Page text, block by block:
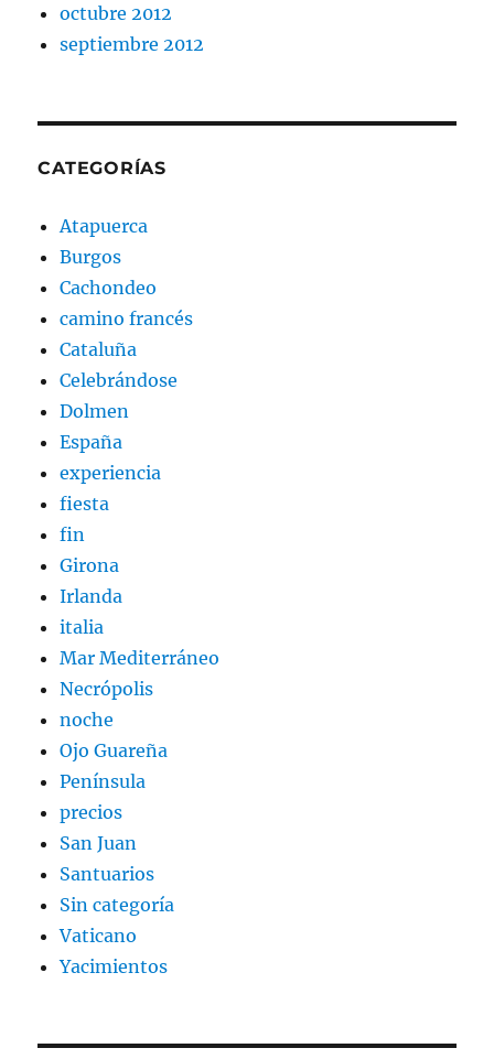
octubre 2012
septiembre 2012
CATEGORÍAS
Atapuerca
Burgos
Cachondeo
camino francés
Cataluña
Celebrándose
Dolmen
España
experiencia
fiesta
fin
Girona
Irlanda
italia
Mar Mediterráneo
Necrópolis
noche
Ojo Guareña
Península
precios
San Juan
Santuarios
Sin categoría
Vaticano
Yacimientos